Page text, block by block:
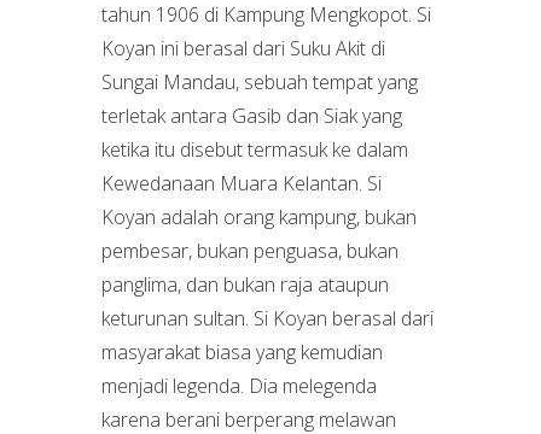
tahun 1906 di Kampung Mengkopot. Si
Koyan ini berasal dari Suku Akit di
Sungai Mandau, sebuah tempat yang
terletak antara Gasib dan Siak yang
ketika itu disebut termasuk ke dalam
Kewedanaan Muara Kelantan. Si
Koyan adalah orang kampung, bukan
pembesar, bukan penguasa, bukan
panglima, dan bukan raja ataupun
keturunan sultan. Si Koyan berasal dari
masyarakat biasa yang kemudian
menjadi legenda. Dia melegenda
karena berani berperang melawan